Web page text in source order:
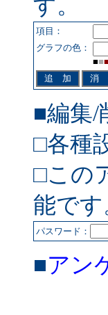
す。
項目：
グラフの色：
■■■
■編集/
□各種
□この
能です
パスワード：
■アン